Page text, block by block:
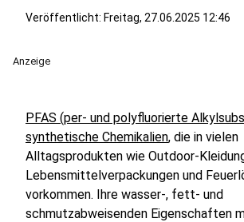
Veröffentlicht: Freitag, 27.06.2025 12:46
Anzeige
PFAS (per- und polyfluorierte
synthetische Chemikalien, die in vielen
Alltagsprodukten wie Outdoor-
Lebensmittelverpackungen und
vorkommen. Ihre wasser-, fett- und
schmutzabweisenden Eigenschaften